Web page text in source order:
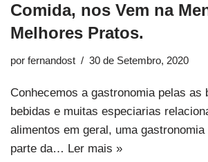
Comida, nos Vem na
Melhores Pratos.
por fernandost 30 de Setembro, 2020
Conhecemos a gastronomia pelas as
bebidas e muitas especiarias
alimentos em geral, uma
parte da… Ler mais »